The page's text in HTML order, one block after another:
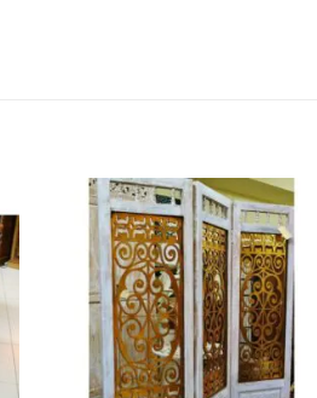
Aggiungi
alla lista
dei
desideri